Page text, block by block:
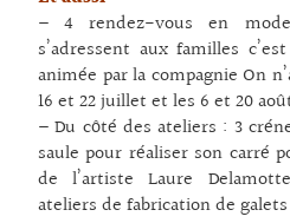
– 4 rendez-vous en
s’adressent aux familles
animée par la compagnie On
16 et 22 juillet et les 6 et 20
– Du côté des ateliers : 3
saule pour réaliser son carré
de l’artiste Laure
ateliers de fabrication de